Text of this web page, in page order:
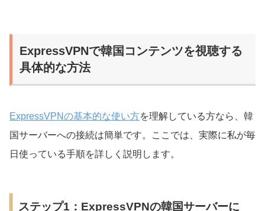
ExpressVPNで韓国コンテンツを視聴する
具体的な方法
ExpressVPNの基本的な使い方を理解している方なら、韓
国サーバーへの接続は簡単です。ここでは、実際に私が毎
日使っている手順を詳しく説明します。
ステップ1：ExpressVPNの韓国サーバーに